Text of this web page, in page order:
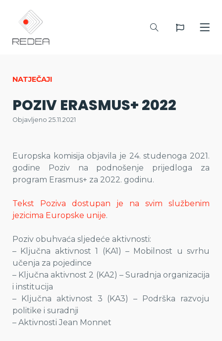
NATJEČAJI
POZIV ERASMUS+ 2022
Objavljeno 25.11.2021
Europska komisija objavila je 24. studenoga 2021.
godine Poziv na podnošenje prijedloga za
program Erasmus+ za 2022. godinu.
Tekst Poziva dostupan je na svim službenim
jezicima Europske unije.
Poziv obuhvaća sljedeće aktivnosti:
– Ključna aktivnost 1 (KA1) – Mobilnost u svrhu
učenja za pojedince
– Ključna aktivnost 2 (KA2) – Suradnja organizacija
i institucija
– Ključna aktivnost 3 (KA3) – Podrška razvoju
politike i suradnji
– Aktivnosti Jean Monnet